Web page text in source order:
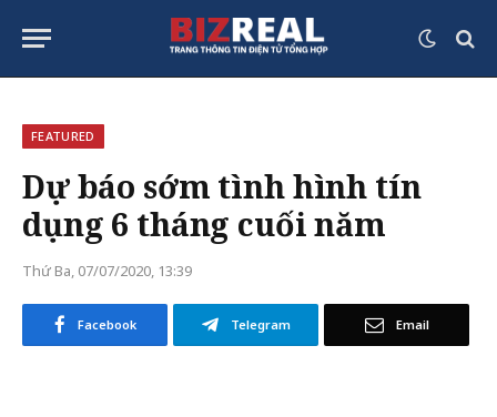
FEATURED
Dự báo sớm tình hình tín
dụng 6 tháng cuối năm
Thứ Ba, 07/07/2020, 13:39
Facebook Telegram Email